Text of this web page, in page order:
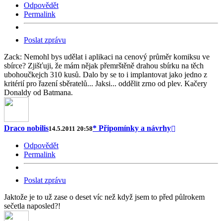
Odpovědět
Permalink
Poslat zprávu
Zack: Nemohl bys udělat i aplikaci na cenový průměr komiksu ve
sbírce? Zjišťuji, že mám nějak přemrštěně drahou sbírku na těch
ubohoučkejch 310 kusů. Dalo by se to i implantovat jako jedno z
kritérií pro řazení sběratelů... Jaksi... oddělit zrno od plev. Kačery
Donaldy od Batmana.
Draco nobilis14.5.2011 20:58* Připomínky a návrhy
Odpovědět
Permalink
Poslat zprávu
Jaktože je to už zase o deset víc než když jsem to před půlrokem
sečetla naposled?!